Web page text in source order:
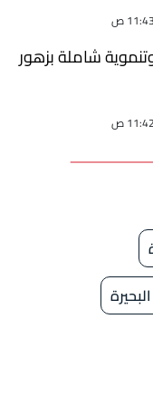
شاملة بزهور